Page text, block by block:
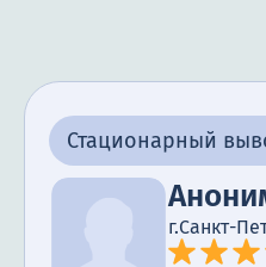
Стационарный
г.Санкт-